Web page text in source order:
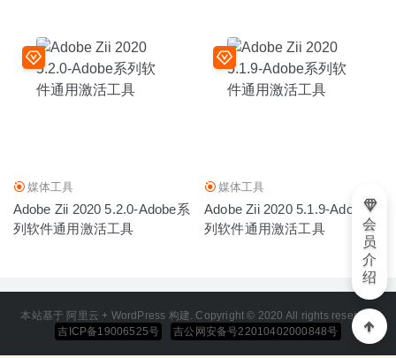
媒体工具
Adobe Zii 2020 5.2.0-Adobe系
列软件通用激活工具
媒体工具
Adobe Zii 2020 5.1.9-Adobe系
列软件通用激活工具
本站基于 阿里云 + WordPress 构建. Copyright © 2020 All rights reserved
吉ICP备19006525号
吉公网安备号22010402000848号
会
员
介
绍